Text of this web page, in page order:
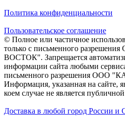
Политика конфиденциальности
Пользовательское соглашение
© Полное или частичное
только с письменного
ВОСТОК". Запрещается
информации сайта любыми
письменного разрешения ООО
Информация, указанная на сайте,
коем случае не является
Доставка в любой город России и